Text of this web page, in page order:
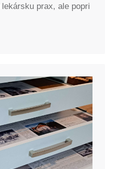
prax, ale popri